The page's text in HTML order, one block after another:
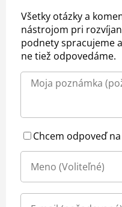
Všetky otázky a
nástrojom pri
podnety spracujeme
ne tiež odpovedáme.
Chcem odpoveď